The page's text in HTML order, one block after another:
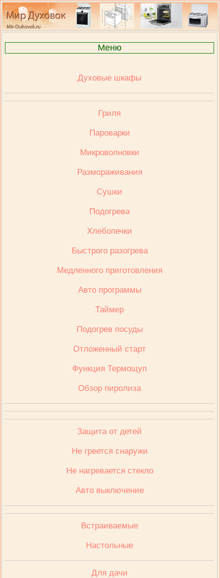
Меню
Духовые шкафы
Гриля
Пароварки
Микроволновки
Размораживания
Сушки
Подогрева
Хлебопечки
Быстрого разогрева
Медленного приготовления
Авто программы
Таймер
Подогрев посуды
Отложенный старт
Функция Термощуп
Обзор пиролиза
Защита от детей
Не греется снаружи
Не нагревается стекло
Авто выключение
Встраиваемые
Настольные
Для дачи